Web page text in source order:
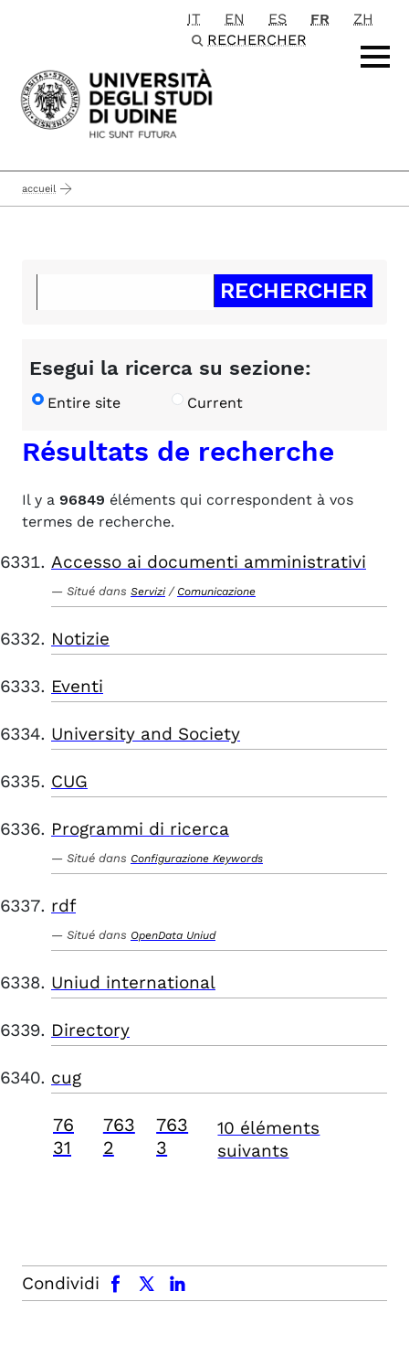
Passa al contenuto principale
IT EN ES FR
ZH
RECHERCHER
accueil
Esegui la ricerca su sezione:
Entire site Current
Résultats de recherche
Il y a 96849 éléments qui correspondent à vos
termes de recherche.
Accesso ai documenti amministrativi
Situé dans Servizi / Comunicazione
Notizie
Eventi
University and Society
CUG
Programmi di ricerca
Situé dans Configurazione Keywords
rdf
Situé dans OpenData Uniud
Uniud international
Directory
cug
76
31
763
2
763
3
10 éléments
suivants
Condividi
facebook x.com linkedin